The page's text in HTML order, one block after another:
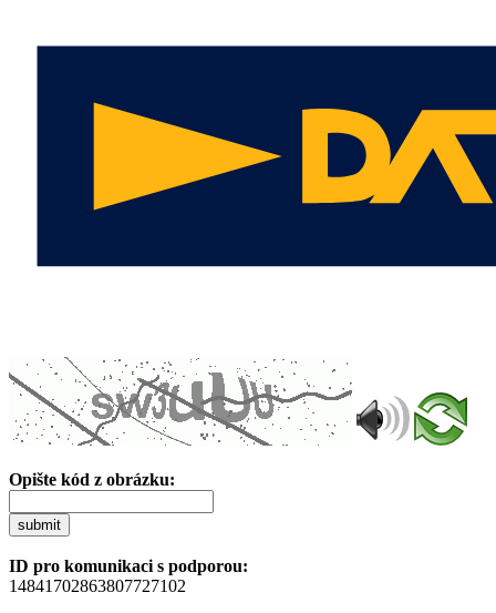
Opište kód z obrázku:
submit
ID pro komunikaci s podporou:
14841702863807727102